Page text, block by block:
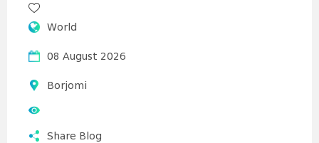
Travellers
Diary
Curorts
Europe
Georgia
World
08 August 2026
Borjomi
Share Blog